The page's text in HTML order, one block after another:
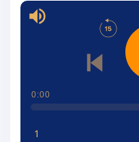
0:00
1